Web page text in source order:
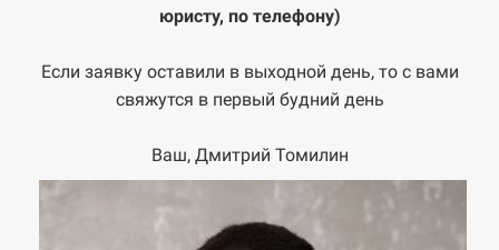
юристу, по телефону)
Если заявку оставили в выходной день, то с вами
свяжутся в первый будний день
Ваш, Дмитрий Томилин